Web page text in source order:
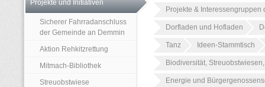
Projekte und Initiativen
Sicherer Fahrradanschluss
der Gemeinde an Demmin
Aktion Rehkitzrettung
Mitmach-Bibliothek
Streuobstwiese
Projekte & Interessengruppen
Dorfladen und Hofladen
Tanz Ideen-Stammtisch
Biodiversität,
Energie und